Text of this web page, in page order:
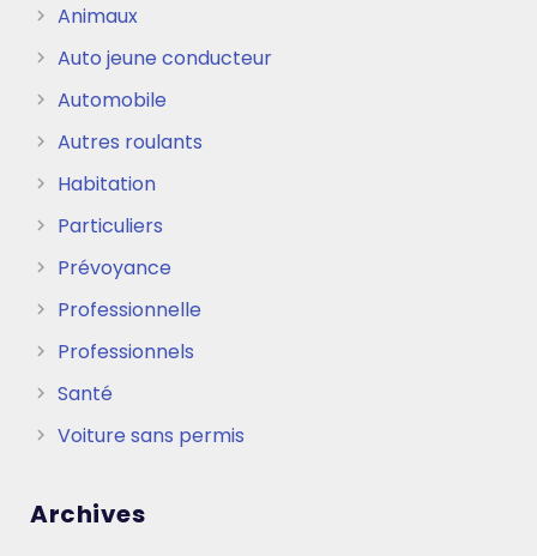
Animaux
Auto jeune conducteur
Automobile
Autres roulants
Habitation
Particuliers
Prévoyance
Professionnelle
Professionnels
Santé
Voiture sans permis
Archives